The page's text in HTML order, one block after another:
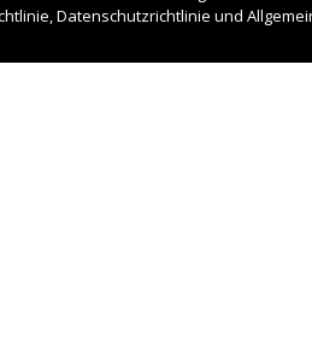
Datenschutzrichtlinie und